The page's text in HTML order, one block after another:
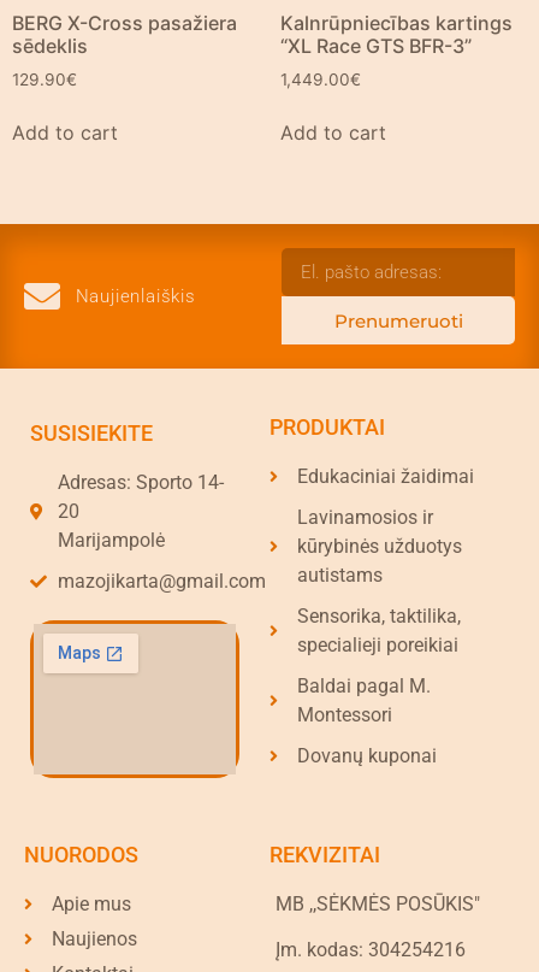
BERG X-Cross pasažiera
sēdeklis
129.90€
Add to cart
Kalnrūpniecības kartings
“XL Race GTS BFR-3”
1,449.00€
Add to cart
Naujienlaiškis
Prenumeruoti
SUSISIEKITE
Adresas: Sporto 14-
20
Marijampolė
mazojikarta@gmail.com
PRODUKTAI
Edukaciniai žaidimai
Lavinamosios ir
kūrybinės užduotys
autistams
Sensorika, taktilika,
specialieji poreikiai
Baldai pagal M.
Montessori
Dovanų kuponai
NUORODOS
Apie mus
Naujienos
REKVIZITAI
MB ,,SĖKMĖS POSŪKIS"
Įm. kodas: 304254216